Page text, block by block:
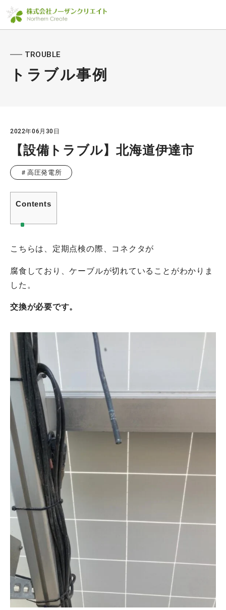
TROUBLE
トラブル事例
2022年06月30日
【設備トラブル】北海道伊達市
＃高圧発電所
Contents
こちらは、定期点検の際、コネクタが
腐食しており、ケーブルが切れていることがわかりま
した。
交換が必要です。